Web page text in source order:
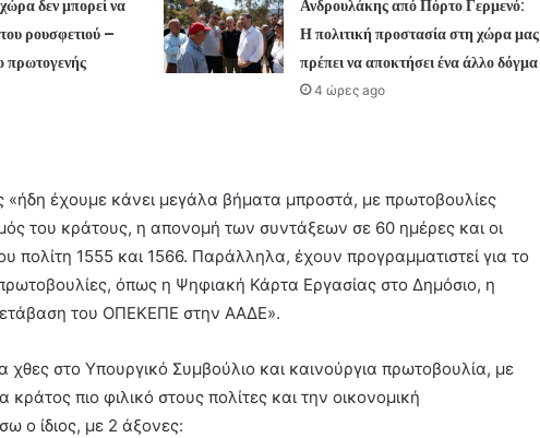
δεν μπορεί να
ρουσφετιού –
πρωτογενής
Ανδρουλάκης από Πόρτο Γερμενό:
Η πολιτική προστασία στη χώρα μας
πρέπει να αποκτήσει ένα άλλο δόγμα
4 ώρες ago
έχουμε κάνει μεγάλα βήματα μπροστά, με πρωτοβουλίες
του κράτους, η απονομή των συντάξεων σε 60 ημέρες και οι
πολίτη 1555 και 1566. Παράλληλα, έχουν προγραμματιστεί για το
όπως η Ψηφιακή Κάρτα Εργασίας στο Δημόσιο, η
του ΟΠΕΚΕΠΕ στην ΑΑΔΕ».
χθες στο Υπουργικό Συμβούλιο και καινούργια πρωτοβουλία, με
πιο φιλικό στους πολίτες και την οικονομική
ο ίδιος, με 2 άξονες: